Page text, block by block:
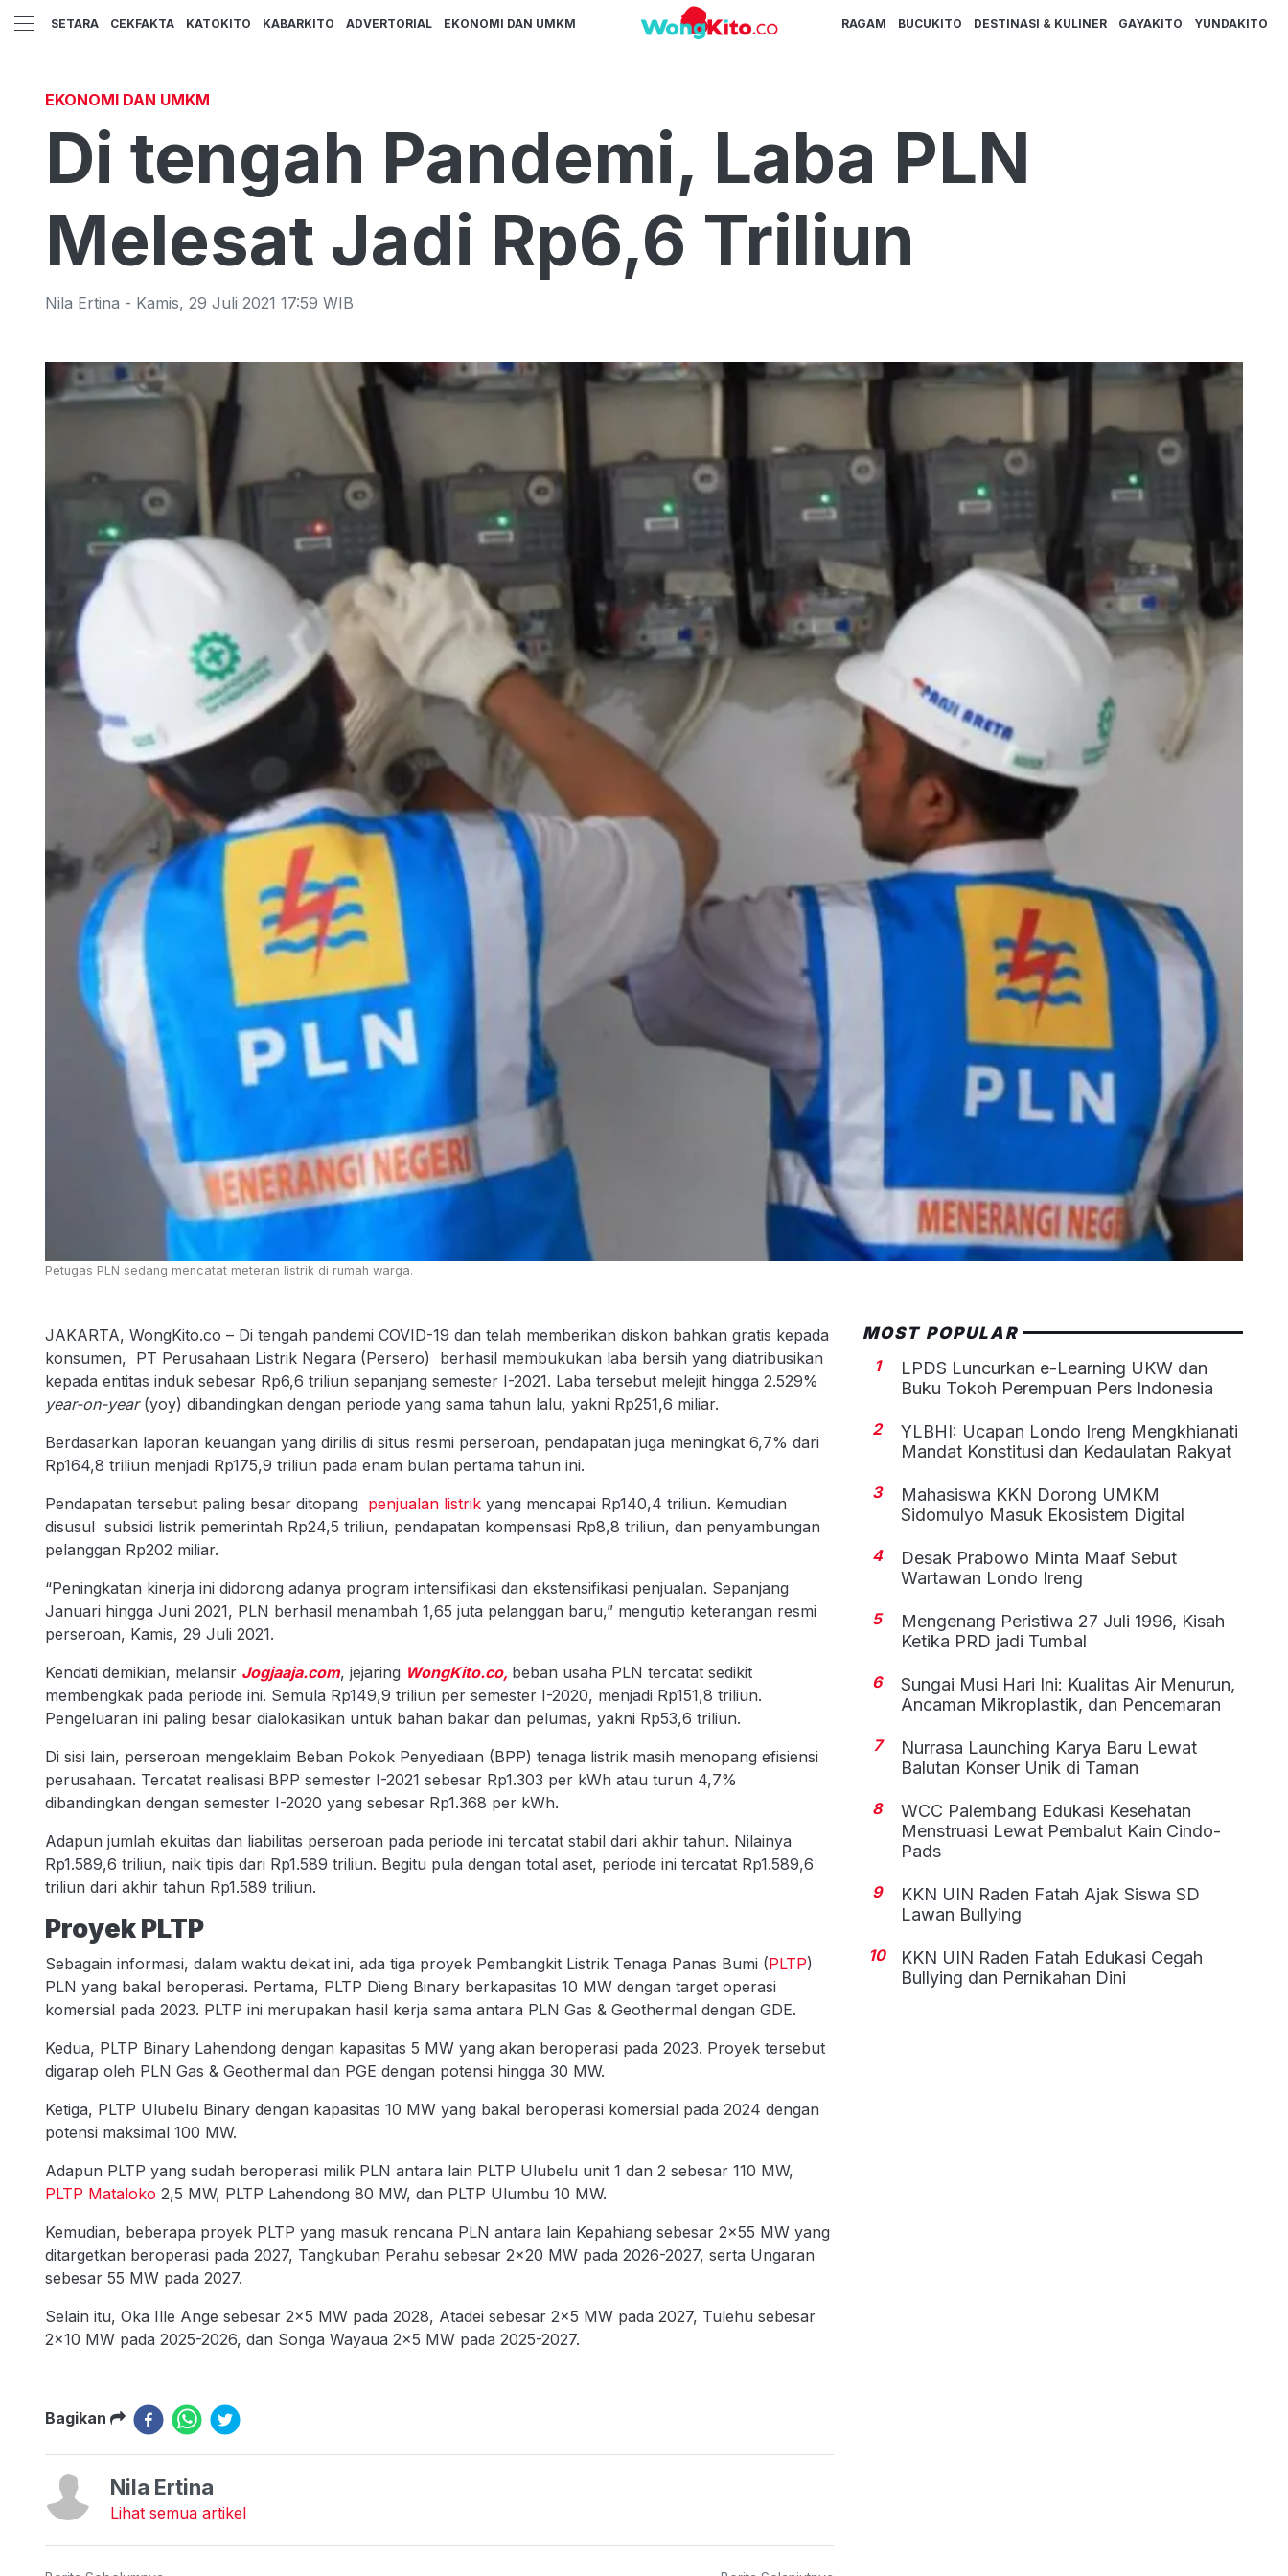
SETARA CEKFAKTA KATOKITO KABARKITO ADVERTORIAL EKONOMI DAN UMKM RAGAM BUCUKITO DESTINASI & KULINER GAYAKITO YUNDAKITO
EKONOMI DAN UMKM
Di tengah Pandemi, Laba PLN
Melesat Jadi Rp6,6 Triliun
Nila Ertina - Kamis, 29 Juli 2021 17:59 WIB
Petugas PLN sedang mencatat meteran listrik di rumah warga.
JAKARTA, WongKito.co – Di tengah pandemi COVID-19 dan telah memberikan diskon bahkan gratis kepada
konsumen, PT Perusahaan Listrik Negara (Persero)
berhasil membukukan laba bersih yang diatribusikan
kepada entitas induk sebesar Rp6,6 triliun sepanjang semester I-2021. Laba tersebut melejit hingga 2.529%
year-on-year (yoy) dibandingkan dengan periode yang sama tahun lalu, yakni Rp251,6 miliar.
Berdasarkan laporan keuangan yang dirilis di situs resmi perseroan, pendapatan juga meningkat 6,7% dari
Rp164,8 triliun menjadi Rp175,9 triliun pada enam bulan pertama tahun ini.
Pendapatan tersebut paling besar ditopang penjualan listrik yang mencapai Rp140,4 triliun. Kemudian
disusul subsidi listrik pemerintah Rp24,5 triliun, pendapatan kompensasi Rp8,8 triliun, dan penyambungan
pelanggan Rp202 miliar.
“Peningkatan kinerja ini didorong adanya program intensifikasi dan ekstensifikasi penjualan. Sepanjang
Januari hingga Juni 2021, PLN berhasil menambah 1,65 juta pelanggan baru,” mengutip keterangan resmi
perseroan, Kamis, 29 Juli 2021.
Kendati demikian, melansir Jogjaaja.com, jejaring WongKito.co, beban usaha PLN tercatat sedikit
membengkak pada periode ini. Semula Rp149,9 triliun per semester I-2020, menjadi Rp151,8 triliun.
Pengeluaran ini paling besar dialokasikan untuk bahan bakar dan pelumas, yakni Rp53,6 triliun.
Di sisi lain, perseroan mengeklaim Beban Pokok Penyediaan (BPP) tenaga listrik masih menopang efisiensi
perusahaan. Tercatat realisasi BPP semester I-2021 sebesar Rp1.303 per kWh atau turun 4,7%
dibandingkan dengan semester I-2020 yang sebesar Rp1.368 per kWh.
Adapun jumlah ekuitas dan liabilitas perseroan pada periode ini tercatat stabil dari akhir tahun. Nilainya
Rp1.589,6 triliun, naik tipis dari Rp1.589 triliun. Begitu pula dengan total aset, periode ini tercatat Rp1.589,6
triliun dari akhir tahun Rp1.589 triliun.
Proyek PLTP
Sebagain informasi, dalam waktu dekat ini, ada tiga proyek Pembangkit Listrik Tenaga Panas Bumi (PLTP)
PLN yang bakal beroperasi. Pertama, PLTP Dieng Binary berkapasitas 10 MW dengan target operasi
komersial pada 2023. PLTP ini merupakan hasil kerja sama antara PLN Gas & Geothermal dengan GDE.
Kedua, PLTP Binary Lahendong dengan kapasitas 5 MW yang akan beroperasi pada 2023. Proyek tersebut
digarap oleh PLN Gas & Geothermal dan PGE dengan potensi hingga 30 MW.
Ketiga, PLTP Ulubelu Binary dengan kapasitas 10 MW yang bakal beroperasi komersial pada 2024 dengan
potensi maksimal 100 MW.
Adapun PLTP yang sudah beroperasi milik PLN antara lain PLTP Ulubelu unit 1 dan 2 sebesar 110 MW,
PLTP Mataloko 2,5 MW, PLTP Lahendong 80 MW, dan PLTP Ulumbu 10 MW.
Kemudian, beberapa proyek PLTP yang masuk rencana PLN antara lain Kepahiang sebesar 2x55 MW yang
ditargetkan beroperasi pada 2027, Tangkuban Perahu sebesar 2x20 MW pada 2026-2027, serta Ungaran
sebesar 55 MW pada 2027.
Selain itu, Oka Ille Ange sebesar 2x5 MW pada 2028, Atadei sebesar 2x5 MW pada 2027, Tulehu sebesar
2x10 MW pada 2025-2026, dan Songa Wayaua 2x5 MW pada 2025-2027.
Bagikan
Nila Ertina
Lihat semua artikel
MOST POPULAR
1
LPDS Luncurkan e-Learning UKW dan
Buku Tokoh Perempuan Pers Indonesia
2
YLBHI: Ucapan Londo Ireng Mengkhianati
Mandat Konstitusi dan Kedaulatan Rakyat
3
Mahasiswa KKN Dorong UMKM
Sidomulyo Masuk Ekosistem Digital
4
Desak Prabowo Minta Maaf Sebut
Wartawan Londo Ireng
5
Mengenang Peristiwa 27 Juli 1996, Kisah
Ketika PRD jadi Tumbal
6
Sungai Musi Hari Ini: Kualitas Air Menurun,
Ancaman Mikroplastik, dan Pencemaran
7
Nurrasa Launching Karya Baru Lewat
Balutan Konser Unik di Taman
8
WCC Palembang Edukasi Kesehatan
Menstruasi Lewat Pembalut Kain Cindo-
Pads
9
KKN UIN Raden Fatah Ajak Siswa SD
Lawan Bullying
10
KKN UIN Raden Fatah Edukasi Cegah
Bullying dan Pernikahan Dini